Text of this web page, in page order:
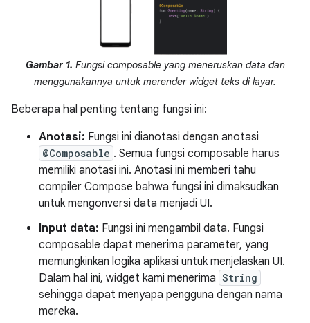
Gambar 1. Fungsi composable yang meneruskan data dan
menggunakannya untuk merender widget teks di layar.
Beberapa hal penting tentang fungsi ini:
Anotasi: Fungsi ini dianotasi dengan anotasi
@Composable . Semua fungsi composable harus
memiliki anotasi ini. Anotasi ini memberi tahu
compiler Compose bahwa fungsi ini dimaksudkan
untuk mengonversi data menjadi UI.
Input data: Fungsi ini mengambil data. Fungsi
composable dapat menerima parameter, yang
memungkinkan logika aplikasi untuk menjelaskan UI.
Dalam hal ini, widget kami menerima String
sehingga dapat menyapa pengguna dengan nama
mereka.